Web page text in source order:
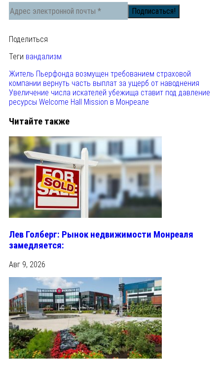
Поделиться
Теги вандализм
Житель Пьерфонда возмущен требованием страховой
компании вернуть часть выплат за ущерб от наводнения
Увеличение числа искателей убежища ставит под давление
ресурсы Welcome Hall Mission в Монреале
Читайте также
Лев Голберг: Рынок недвижимости Монреаля
замедляется:
Авг 9, 2026